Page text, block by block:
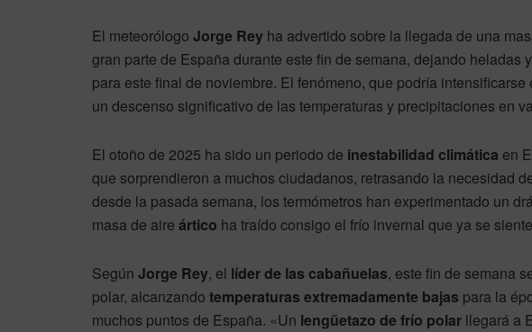
El meteorólogo Jorge Rey ha advertido sobre la llegada de una
gran parte de España durante este fin de semana, dejando heladas
para este final de noviembre. El fenómeno, que podría
un descenso significativo de las temperaturas y precipitaciones en
El otoño de 2025 ha sido un periodo de inestabilidad climática en
que sorprendieron a muchos ciudadanos, retrasando la necesidad
desde la pasada semana, los termómetros han experimentado un
masa de aire ártico ha traído consigo el frío invernal que ya se
Según Jorge Rey, el líder de las cabañuelas, este fin de semana
polar, alcanzando temperaturas extremadamente bajas para la
muchos puntos de España. «Un lengüetazo de frío polar llegará a